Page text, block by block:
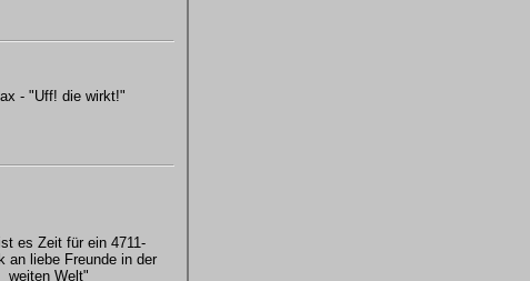
- "Uff! die wirkt!"
es Zeit für ein 4711-
an liebe Freunde in der
weiten Welt"